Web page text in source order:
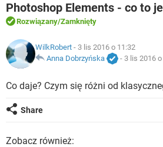
INSTAGRAM
WINDOWS 10
SPOTIFY
INSTAGRAM
WINDOWS 10
ANDROID
GRY
IOS
INSTAGRAM
WINDOWS 10
FORUM
COVID-19
GRY
ARTYKUŁY
COVID-19
GRY
SPOTIFY
Photoshop Elements - co to
Rozwiązany/Zamknięty
WilkRobert - 3 lis 2016 o 11:32
Anna Dobrzyńska
- 3 lis 2016
Co daje? Czym się różni od
Share
Zobacz również: